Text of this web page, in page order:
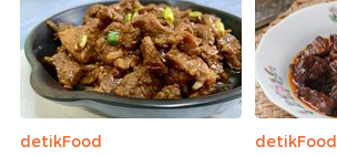
detikFood
detikFood